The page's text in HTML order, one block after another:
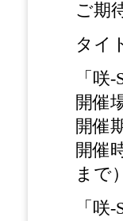
ご期
タイ
「
開催
開催
開催
まで）
「咲